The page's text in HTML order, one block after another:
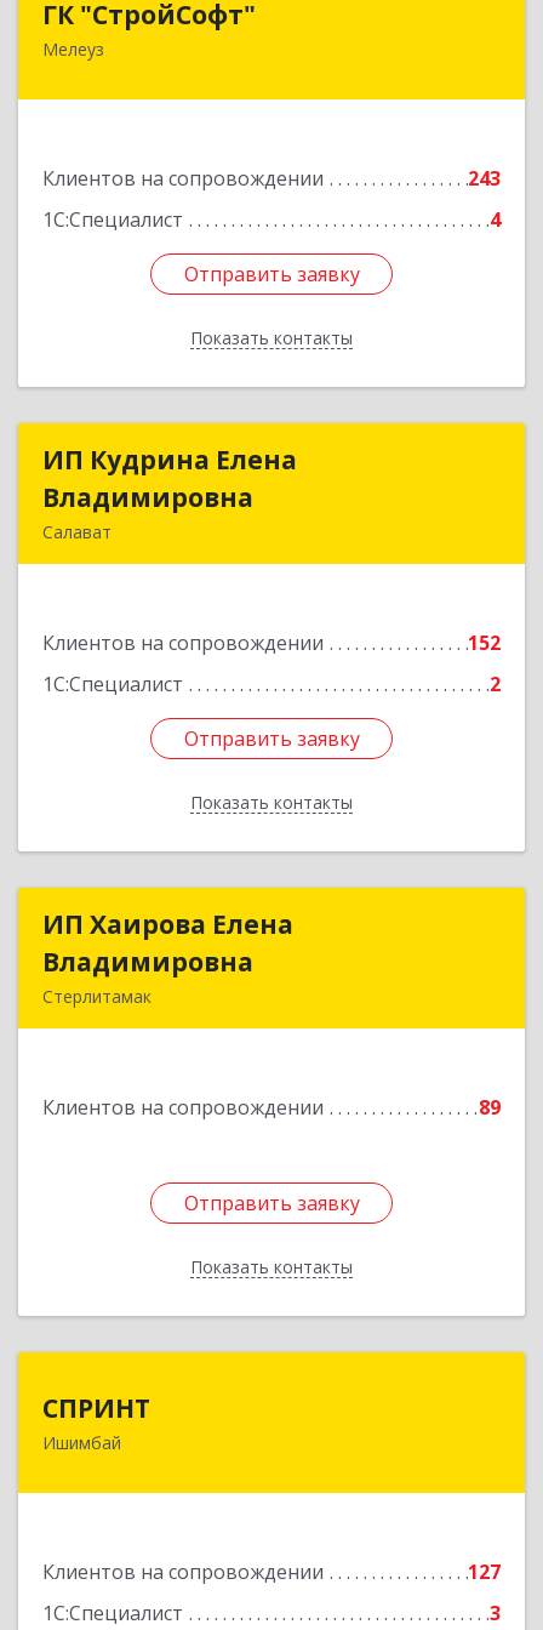
ГК "СтройСофт"
Мелеуз
Клиентов на сопровождении
243
1С:Специалист
4
Отправить заявку
Показать контакты
453852, Башкортостан Респ, Мелеуз г, Ленина
Отправить заявку
Назад
ИП Кудрина Елена
Владимировна
Салават
Клиентов на сопровождении
152
1С:Специалист
2
Отправить заявку
Показать контакты
ИП Кудрина Елена
Подробнее
Отправить заявку
Назад
ИП Хаирова Елена
Владимировна
Стерлитамак
Клиентов на сопровождении 89
Отправить заявку
Показать контакты
ИП Хаирова Елена
Отправить заявку
Назад
СПРИНТ
Ишимбай
Клиентов на сопровождении
127
1С:Специалист
3
453201, Башкортостан Респ, Ишимбайский р-н,